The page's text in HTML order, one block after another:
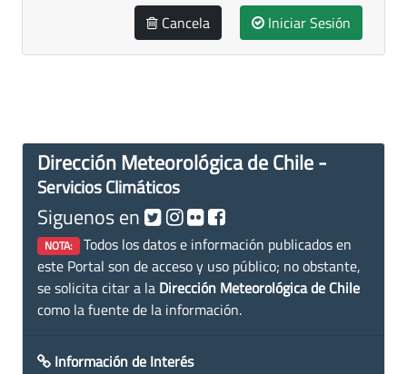
Cancela Iniciar Sesión
Dirección Meteorológica de Chile -
Servicios Climáticos
Siguenos en
NOTA: Todos los datos e información publicados en
este Portal son de acceso y uso público; no obstante,
se solicita citar a la Dirección Meteorológica de Chile
como la fuente de la información.
Información de Interés